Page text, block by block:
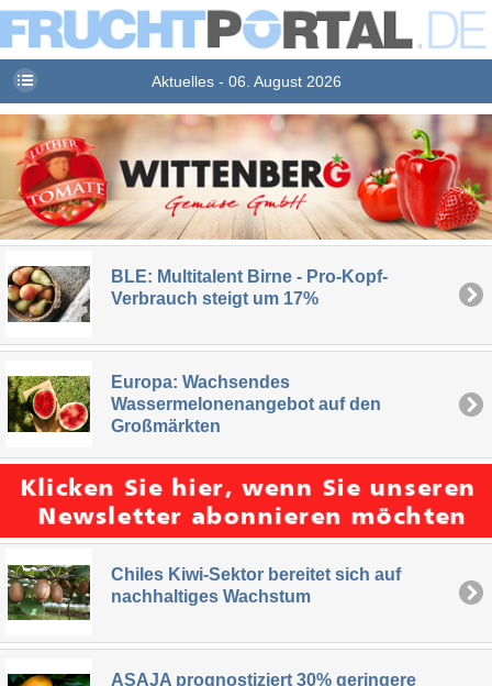
Aktuelles - 06. August 2026
BLE: Multitalent Birne - Pro-Kopf-
Verbrauch steigt um 17%
Europa: Wachsendes
Wassermelonenangebot auf den
Großmärkten
Chiles Kiwi-Sektor bereitet sich auf
nachhaltiges Wachstum
ASAJA prognostiziert 30% geringere